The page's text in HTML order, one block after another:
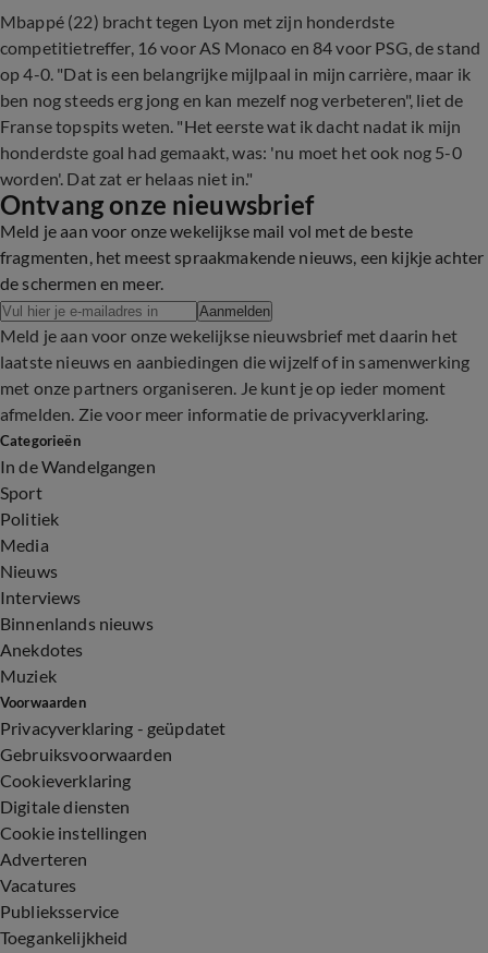
Mbappé (22) bracht tegen Lyon met zijn honderdste
competitietreffer, 16 voor AS Monaco en 84 voor PSG, de stand
op 4-0. "Dat is een belangrijke mijlpaal in mijn carrière, maar ik
ben nog steeds erg jong en kan mezelf nog verbeteren", liet de
Franse topspits weten. "Het eerste wat ik dacht nadat ik mijn
honderdste goal had gemaakt, was: 'nu moet het ook nog 5-0
worden'. Dat zat er helaas niet in."
Ontvang onze nieuwsbrief
Meld je aan voor onze wekelijkse mail vol met de beste
fragmenten, het meest spraakmakende nieuws, een kijkje achter
de schermen en meer.
Aanmelden
Meld je aan voor onze wekelijkse nieuwsbrief met daarin het
laatste nieuws en aanbiedingen die wijzelf of in samenwerking
met onze partners organiseren. Je kunt je op ieder moment
afmelden. Zie voor meer informatie de privacyverklaring.
Categorieën
In de Wandelgangen
Sport
Politiek
Media
Nieuws
Interviews
Binnenlands nieuws
Anekdotes
Muziek
Voorwaarden
Privacyverklaring - geüpdatet
Gebruiksvoorwaarden
Cookieverklaring
Digitale diensten
Cookie instellingen
Adverteren
Vacatures
Publieksservice
Toegankelijkheid